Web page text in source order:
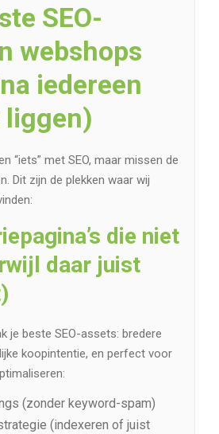
SEO-
webshops
iedereen
liggen)
“iets” met SEO, maar missen de
Dit zijn de plekken waar wij
die niet
daar juist
je beste SEO-assets: bredere
koopintentie, en perfect voor
(zonder keyword-spam)
(indexeren of juist